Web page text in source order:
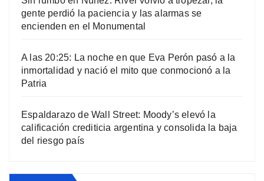
gente perdió la paciencia y las alarmas se
encienden en el Monumental
A las 20:25: La noche en que Eva Perón pasó a la
inmortalidad y nació el mito que conmocionó a la
Patria
Espaldarazo de Wall Street: Moody’s elevó la
calificación crediticia argentina y consolida la baja
del riesgo país